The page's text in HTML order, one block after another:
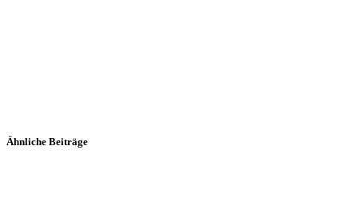
Ähnliche Beiträge